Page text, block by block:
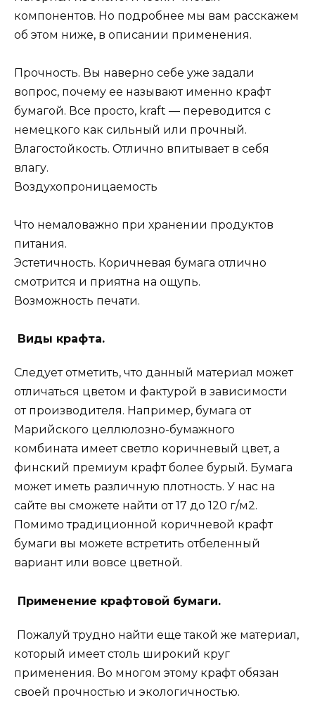
компонентов. Но подробнее мы вам расскажем
об этом ниже, в описании применения.
Прочность. Вы наверно себе уже задали
вопрос, почему ее называют именно крафт
бумагой. Все просто, kraft — переводится с
немецкого как сильный или прочный.
Влагостойкость. Отлично впитывает в себя
влагу.
Воздухопроницаемость
Что немаловажно при хранении продуктов
питания.
Эстетичность. Коричневая бумага отлично
смотрится и приятна на ощупь.
Возможность печати.
Виды крафта.
Следует отметить, что данный материал может
отличаться цветом и фактурой в зависимости
от производителя. Например, бумага от
Марийского целлюлозно-бумажного
комбината имеет светло коричневый цвет, а
финский премиум крафт более бурый. Бумага
может иметь различную плотность. У нас на
сайте вы сможете найти от 17 до 120 г/м2.
Помимо традиционной коричневой крафт
бумаги вы можете встретить отбеленный
вариант или вовсе цветной.
Применение крафтовой бумаги.
Пожалуй трудно найти еще такой же материал,
который имеет столь широкий круг
применения. Во многом этому крафт обязан
своей прочностью и экологичностью.